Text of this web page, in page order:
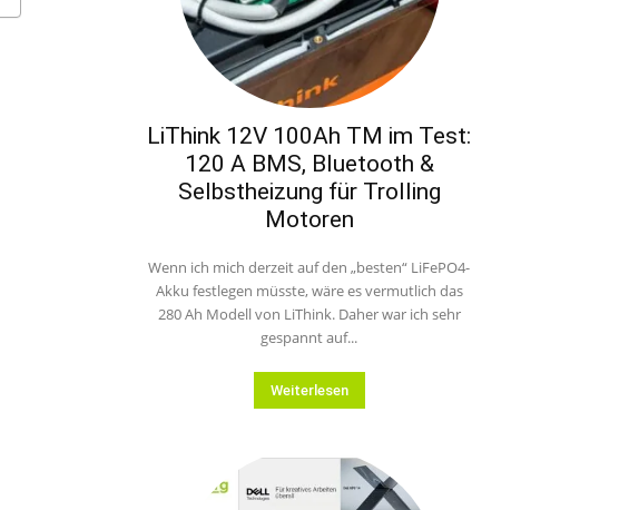
LiThink 12V 100Ah TM im Test:
120 A BMS, Bluetooth &
Selbstheizung für Trolling
Motoren
Wenn ich mich derzeit auf den „besten“ LiFePO4-
Akku festlegen müsste, wäre es vermutlich das
280 Ah Modell von LiThink. Daher war ich sehr
gespannt auf...
Weiterlesen